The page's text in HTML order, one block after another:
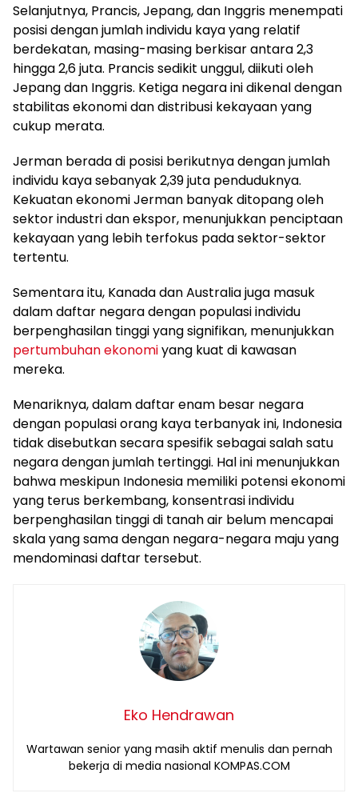
Selanjutnya, Prancis, Jepang, dan Inggris menempati
posisi dengan jumlah individu kaya yang relatif
berdekatan, masing-masing berkisar antara 2,3
hingga 2,6 juta. Prancis sedikit unggul, diikuti oleh
Jepang dan Inggris. Ketiga negara ini dikenal dengan
stabilitas ekonomi dan distribusi kekayaan yang
cukup merata.
Jerman berada di posisi berikutnya dengan jumlah
individu kaya sebanyak 2,39 juta penduduknya.
Kekuatan ekonomi Jerman banyak ditopang oleh
sektor industri dan ekspor, menunjukkan penciptaan
kekayaan yang lebih terfokus pada sektor-sektor
tertentu.
Sementara itu, Kanada dan Australia juga masuk
dalam daftar negara dengan populasi individu
berpenghasilan tinggi yang signifikan, menunjukkan
pertumbuhan ekonomiyang kuat di kawasan
mereka.
Menariknya, dalam daftar enam besar negara
dengan populasi orang kaya terbanyak ini, Indonesia
tidak disebutkan secara spesifik sebagai salah satu
negara dengan jumlah tertinggi. Hal ini menunjukkan
bahwa meskipun Indonesia memiliki potensi ekonomi
yang terus berkembang, konsentrasi individu
berpenghasilan tinggi di tanah air belum mencapai
skala yang sama dengan negara-negara maju yang
mendominasi daftar tersebut.
Eko Hendrawan
Wartawan senior yang masih aktif menulis dan pernah
bekerja di media nasional KOMPAS.COM